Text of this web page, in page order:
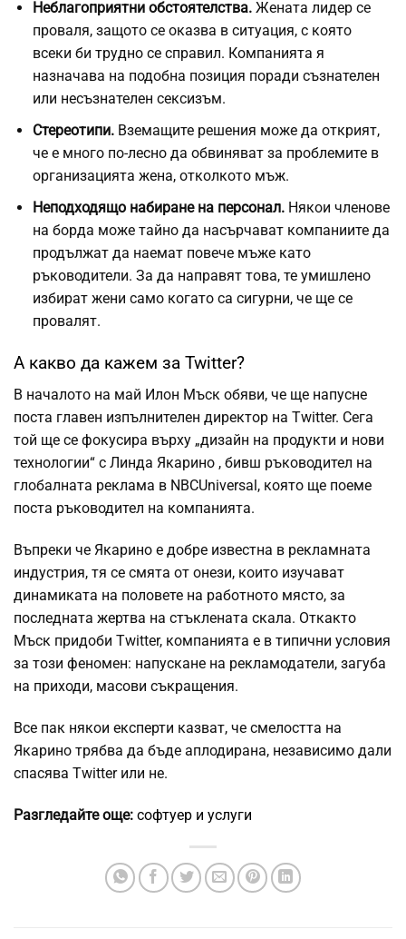
Неблагоприятни обстоятелства. Жената лидер се
проваля, защото се оказва в ситуация, с която
всеки би трудно се справил. Компанията я
назначава на подобна позиция поради съзнателен
или несъзнателен сексизъм.
Стереотипи. Вземащите решения може да открият,
че е много по-лесно да обвиняват за проблемите в
организацията жена, отколкото мъж.
Неподходящо набиране на персонал. Някои членове
на борда може тайно да насърчават компаниите да
продължат да наемат повече мъже като
ръководители. За да направят това, те умишлено
избират жени само когато са сигурни, че ще се
провалят.
А какво да кажем за Twitter?
В началото на май Илон Мъск обяви, че ще напусне
поста главен изпълнителен директор на Twitter. Сега
той ще се фокусира върху „дизайн на продукти и нови
технологии“ с Линда Якарино , бивш ръководител на
глобалната реклама в NBCUniversal, която ще поеме
поста ръководител на компанията.
Въпреки че Якарино е добре известна в рекламната
индустрия, тя се смята от онези, които изучават
динамиката на половете на работното място, за
последната жертва на стъклената скала. Откакто
Мъск придоби Twitter, компанията е в типични условия
за този феномен: напускане на рекламодатели, загуба
на приходи, масови съкращения.
Все пак някои експерти казват, че смелостта на
Якарино трябва да бъде аплодирана, независимо дали
спасява Twitter или не.
Разгледайте още: софтуер и услуги